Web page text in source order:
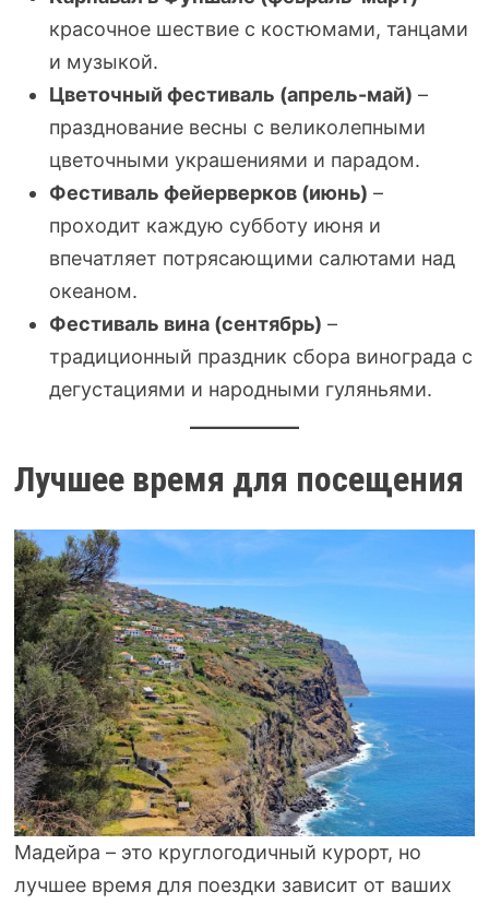
красочное шествие с костюмами, танцами
и музыкой.
Цветочный фестиваль (апрель-май) –
празднование весны с великолепными
цветочными украшениями и парадом.
Фестиваль фейерверков (июнь) –
проходит каждую субботу июня и
впечатляет потрясающими салютами над
океаном.
Фестиваль вина (сентябрь) –
традиционный праздник сбора винограда с
дегустациями и народными гуляньями.
Лучшее время для посещения
Мадейра – это круглогодичный курорт, но
лучшее время для поездки зависит от ваших